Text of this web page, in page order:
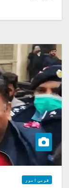
قومی امور